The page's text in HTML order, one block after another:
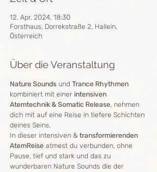
12. Apr. 2024, 18:30
Forsthaus, Dorrekstraße 2, Hallein,
Österreich
Über die Veranstaltung
Nature Sounds und Trance Rhythmen
kombiniert mit einer intensiven
Atemtechnik & Somatic Release, nehmen
dich mit auf eine Reise in tiefere Schichten
deines Seins.
In dieser intensiven & transformierenden
AtemReise atmest du verbunden, ohne
Pause, tief und stark und das zu
wunderbaren Nature Sounds die der